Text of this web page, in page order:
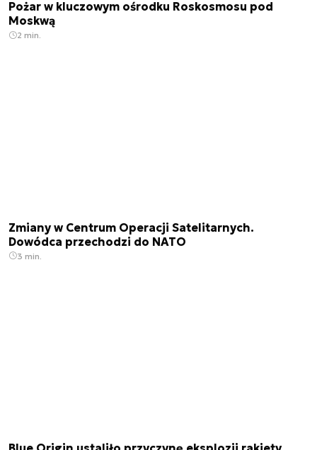
Pożar w kluczowym ośrodku Roskosmosu pod
Moskwą
2 min.
Zmiany w Centrum Operacji Satelitarnych.
Dowódca przechodzi do NATO
3 min.